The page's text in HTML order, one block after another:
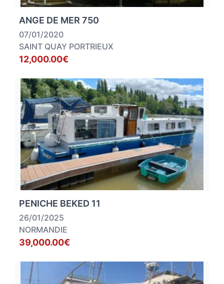
ANGE DE MER 750
07/01/2020
SAINT QUAY PORTRIEUX
12,000.00€
PENICHE BEKED 11
26/01/2025
NORMANDIE
39,000.00€